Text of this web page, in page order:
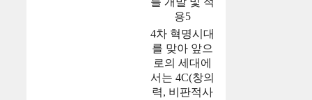
용5
4차 혁명시대
를 맞아 앞으
로의 세대에
서는 4C(창의
력, 비판적사